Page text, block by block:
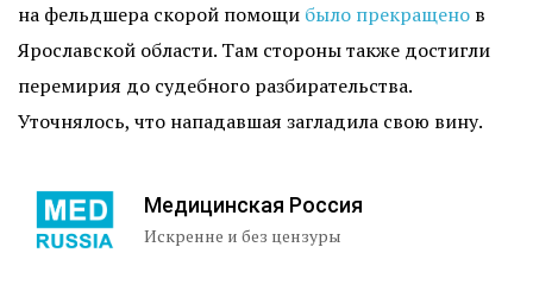
на фельдшера скорой помощи было прекращено в
Ярославской области. Там стороны также достигли
перемирия до судебного разбирательства.
Уточнялось, что нападавшая загладила свою вину.
Медицинская Россия
Искренне и без цензуры